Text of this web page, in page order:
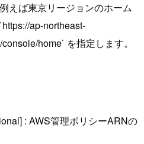
えば東京リージョンのホーム
ap-northeast-
home` を指定します。
: AWS管理ポリシーARNの